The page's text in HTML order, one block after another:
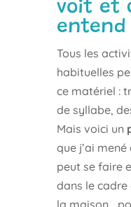
voit et
entend
Tous les
habituelles
ce matériel :
de syllabe,
Mais voici un
que j’ai mené
peut se faire
dans le cadre